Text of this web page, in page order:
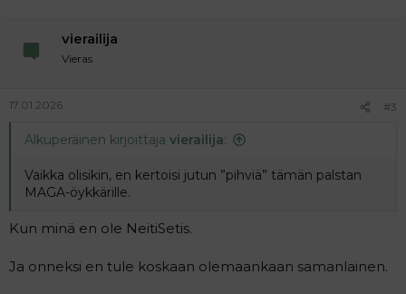
vierailija
Vieras
17.01.2026 #3
Alkuperäinen kirjoittaja vierailija:
Vaikka olisikin, en kertoisi jutun ”pihviä” tämän palstan
MAGA-öykkärille.
Kun minä en ole NeitiSetis.
Ja onneksi en tule koskaan olemaankaan samanlainen.